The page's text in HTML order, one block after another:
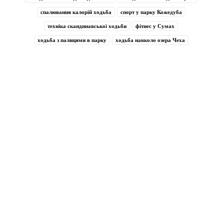
спалювання калорій ходьба спорт у парку Кожедуба
техніка скандинавської ходьби фітнес у Сумах
ходьба з палицями в парку ходьба навколо озера Чеха